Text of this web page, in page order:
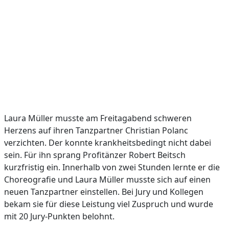
Laura Müller musste am Freitagabend schweren
Herzens auf ihren Tanzpartner Christian Polanc
verzichten. Der konnte krankheitsbedingt nicht dabei
sein. Für ihn sprang Profitänzer Robert Beitsch
kurzfristig ein. Innerhalb von zwei Stunden lernte er die
Choreografie und Laura Müller musste sich auf einen
neuen Tanzpartner einstellen. Bei Jury und Kollegen
bekam sie für diese Leistung viel Zuspruch und wurde
mit 20 Jury-Punkten belohnt.